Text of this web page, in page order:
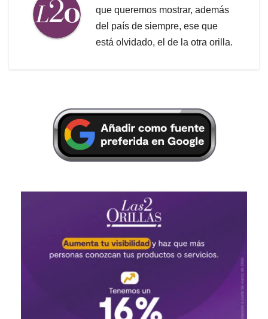
que queremos mostrar, además
del país de siempre, ese que
está olvidado, el de la otra orilla.